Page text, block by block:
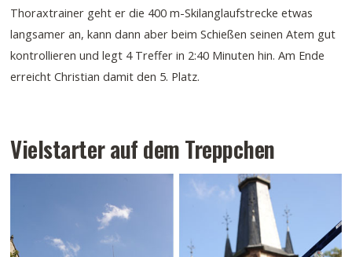
Thoraxtrainer geht er die 400 m-Skilanglaufstrecke etwas
langsamer an, kann dann aber beim Schießen seinen Atem gut
kontrollieren und legt 4 Treffer in 2:40 Minuten hin. Am Ende
erreicht Christian damit den 5. Platz.
Vielstarter auf dem Treppchen